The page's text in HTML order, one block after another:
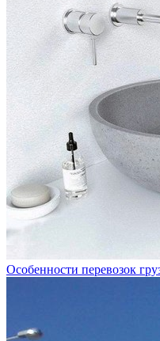
Особенности перевозок